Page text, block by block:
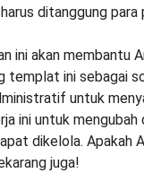
ditanggung
ini akan membantu
templat ini sebagai
untuk
ini untuk
dikelola. Apakah
juga!